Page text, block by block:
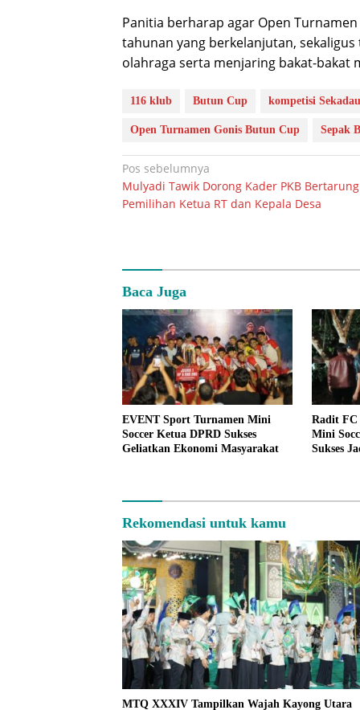
Panitia berharap agar Open
tahunan yang berkelanjutan,
olahraga serta menjaring bakat-bakat
116 klub Butun Cup kompetisi Sekadau
Open Turnamen Gonis Butun Cup Sepak
Navigasi
pos
Pos sebelumnya
Mulyadi Tawik Dorong Kader PKB
Pemilihan Ketua RT dan Kepala Desa
Baca Juga
EVENT Sport Turnamen Mini
Soccer Ketua DPRD Sukses
Geliatkan Ekonomi Masyarakat
Radit FC
Mini
Sukses
Rekomendasi untuk kamu
MTQ XXXIV Tampilkan Wajah Kayong Utara